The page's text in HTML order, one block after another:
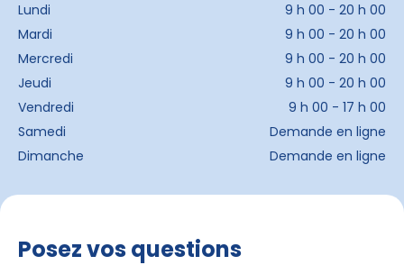
Lundi
9 h 00 - 20 h 00
Mardi
9 h 00 - 20 h 00
Mercredi
9 h 00 - 20 h 00
Jeudi
9 h 00 - 20 h 00
Vendredi
9 h 00 - 17 h 00
Samedi
Demande en ligne
Dimanche
Demande en ligne
Posez vos questions